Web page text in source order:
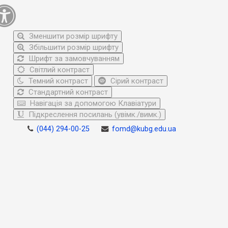
Зменшити розмір шрифту
Збільшити розмір шрифту
Шрифт за замовчуванням
Світлий контраст
Темний контраст
Сірий контраст
Стандартний контраст
Навігація за допомогою Клавіатури
Підкреслення посилань (увімк./вимк.)
(044) 294-00-25 fomd@kubg.edu.ua